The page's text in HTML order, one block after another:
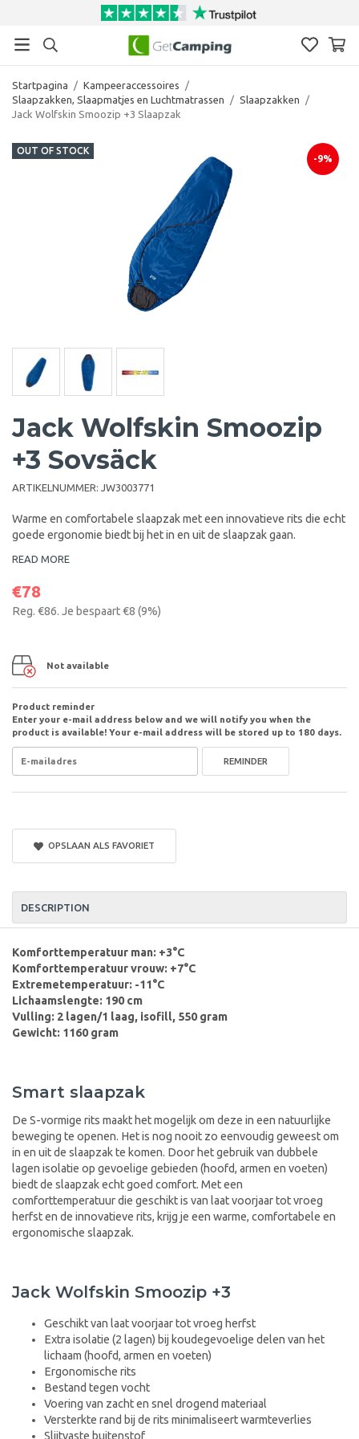
Startpagina / Kampeeraccessoires
/
Slaapzakken, Slaapmatjes en Luchtmatrassen
/ Slaapzakken
/
Jack Wolfskin Smoozip +3 Slaapzak
OUT OF STOCK
-9%
Jack Wolfskin Smoozip
+3 Sovsäck
ARTIKELNUMMER: JW3003771
Warme en comfortabele slaapzak met een innovatieve rits die echt
goede ergonomie biedt bij het in en uit de slaapzak gaan.
READ MORE
€78
Reg. €86. Je bespaart€8 (9%)
Not available
Product reminder
Enter your e-mail address below and we will notify you when the
product is available! Your e-mail address will be stored up to 180 days.
REMINDER
OPSLAAN ALS FAVORIET
DESCRIPTION
Komforttemperatuur man: +3°C
Komforttemperatuur vrouw: +7°C
Extremetemperatuur: -11°C
Lichaamslengte: 190 cm
Vulling: 2 lagen/1 laag, isofill, 550 gram
Gewicht: 1160 gram
Smart slaapzak
De S-vormige rits maakt het mogelijk om deze in een natuurlijke
beweging te openen. Het is nog nooit zo eenvoudig geweest om
in en uit de slaapzak te komen. Door het gebruik van dubbele
lagen isolatie op gevoelige gebieden (hoofd, armen en voeten)
biedt de slaapzak echt goed comfort. Met een
comforttemperatuur die geschikt is van laat voorjaar tot vroeg
herfst en de innovatieve rits, krijg je een warme, comfortabele en
ergonomische slaapzak.
Jack Wolfskin Smoozip +3
Geschikt van laat voorjaar tot vroeg herfst
Extra isolatie (2 lagen) bij koudegevoelige delen van het
lichaam (hoofd, armen en voeten)
Ergonomische rits
Bestand tegen vocht
Voering van zacht en snel drogend materiaal
Versterkte rand bij de rits minimaliseert warmteverlies
Slijtvaste buitenstof